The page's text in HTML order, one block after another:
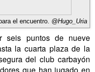
el encuentro. @Hugo_Uria
seis puntos de nueve
la cuarta plaza de la
del club carbayón
que han jugado en